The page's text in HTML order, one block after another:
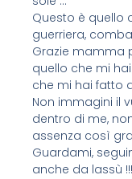
Questo è quello
guerriera,
Grazie mamma
quello che mi
che mi hai fatto
Non immagini il
dentro di me,
assenza così
Guardami,
anche da lassù